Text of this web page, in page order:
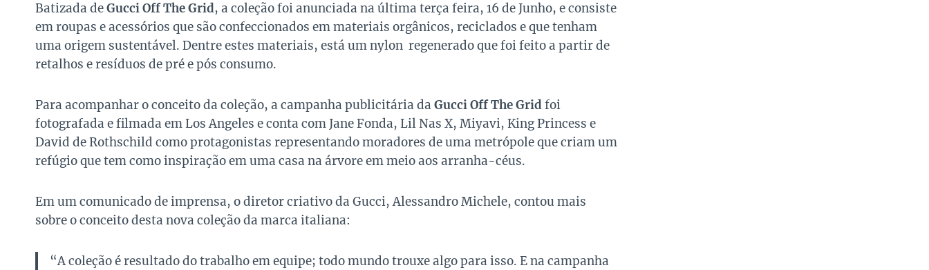
Batizada deGucci Off The Grid, a coleção foi anunciada na última terça feira, 16 de Junho, e consiste
em roupas e acessórios que são confeccionados em materiais orgânicos, reciclados e que tenham
uma origem sustentável. Dentre estes materiais, está um nylon regenerado que foi feito a partir de
retalhos e resíduos de pré e pós consumo.
Para acompanhar o conceito da coleção, a campanha publicitária da GucciOff The Gridfoi
fotografada e filmada em Los Angeles e conta com Jane Fonda, Lil Nas X, Miyavi, King Princess e
David de Rothschild como protagonistas representando moradores de uma metrópole que criam um
refúgio que tem como inspiração em uma casa na árvore em meio aos arranha-céus.
Em um comunicado de imprensa, o diretor criativo da Gucci, Alessandro Michele, contou mais
sobre o conceito desta nova coleção da marca italiana:
“A coleção é resultado do trabalho em equipe; todo mundo trouxe algo para isso. E na campanha